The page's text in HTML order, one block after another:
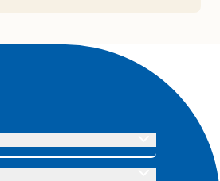
OUVRIR LE SOUS-MENU NOS ACTUALITÉS